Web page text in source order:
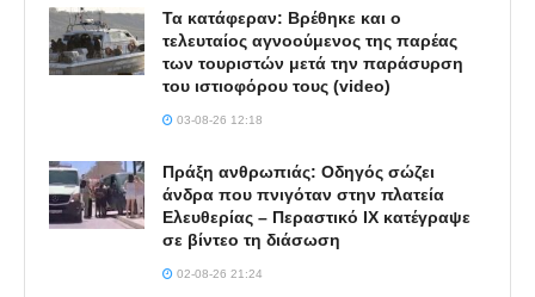
Τα κατάφεραν: Βρέθηκε και ο
τελευταίος αγνοούμενος της παρέας
των τουριστών μετά την παράσυρση
του ιστιοφόρου τους (video)
03-08-26 12:18
Πράξη ανθρωπιάς: Οδηγός σώζει
άνδρα που πνιγόταν στην πλατεία
Ελευθερίας – Περαστικό ΙΧ κατέγραψε
σε βίντεο τη διάσωση
02-08-26 21:24